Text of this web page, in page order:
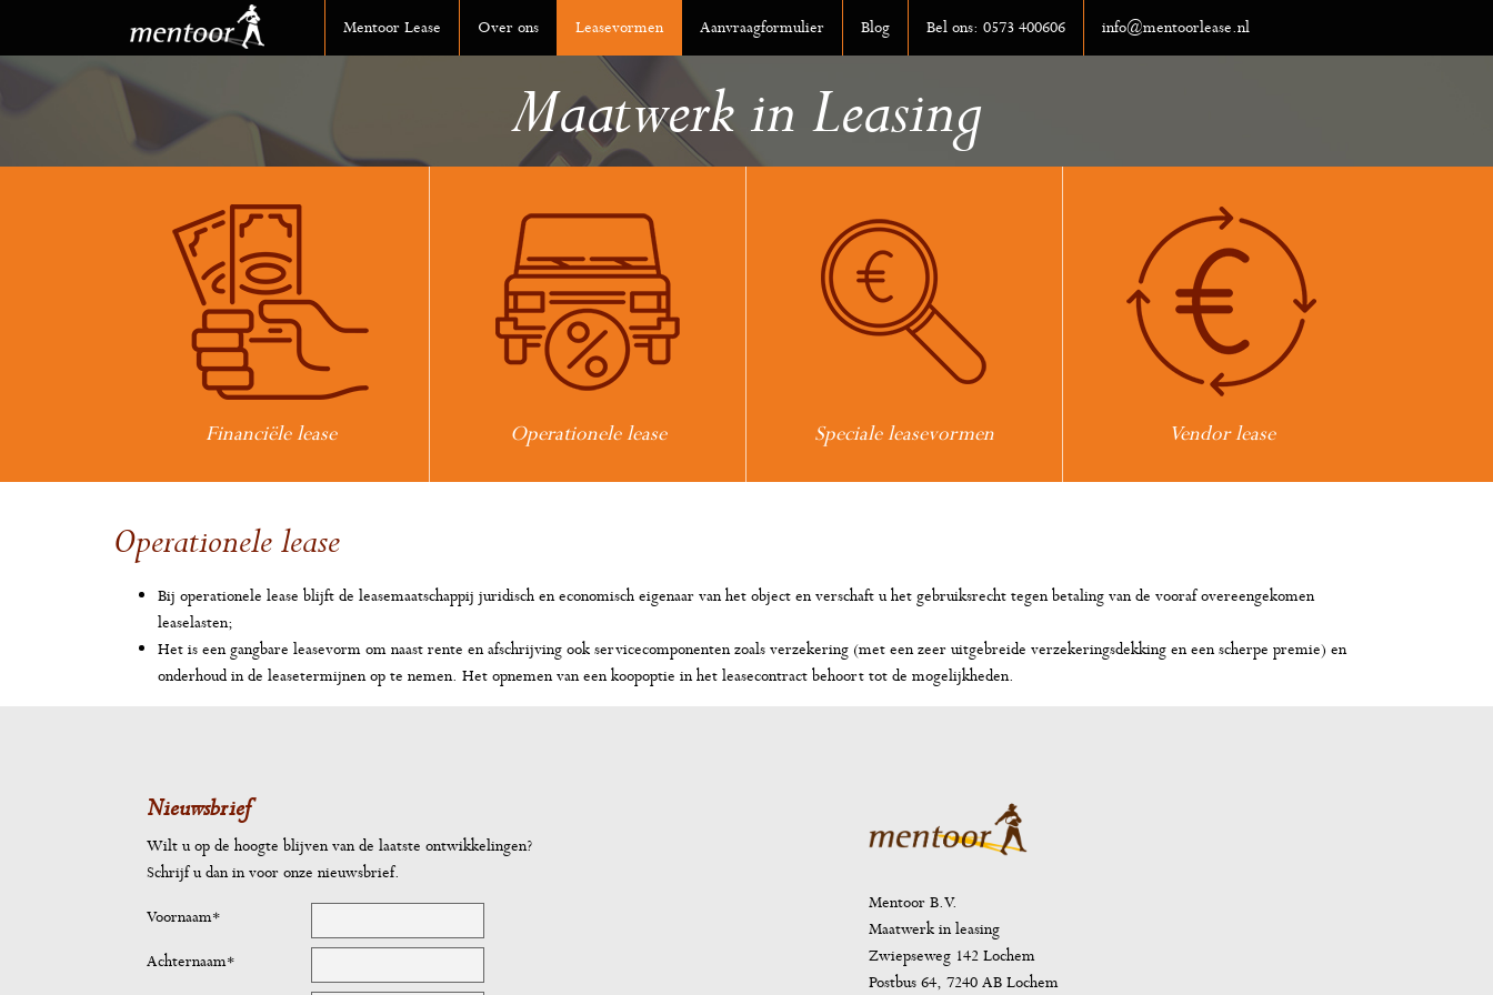
Mentoor Lease Over ons Leasevormen Aanvraagformulier Blog Bel ons: 0573 400606 info@mentoorlease.nl
Maatwerk in Leasing
Financiële lease Operationele lease Speciale leasevormen Vendor lease
Operationele lease
Bij operationele lease blijft de leasemaatschappij juridisch en economisch eigenaar van het object en verschaft u het gebruiksrecht tegen betaling van de vooraf overeengekomen
leaselasten;
Het is een gangbare leasevorm om naast rente en afschrijving ook servicecomponenten zoals verzekering (met een zeer uitgebreide verzekeringsdekking en een scherpe premie) en
onderhoud in de leasetermijnen op te nemen. Het opnemen van een koopoptie in het leasecontract behoort tot de mogelijkheden.
Nieuwsbrief
Wilt u op de hoogte blijven van de laatste ontwikkelingen?
Schrijf u dan in voor onze nieuwsbrief.
Voornaam*
Achternaam*
Mentoor B.V.
Maatwerk in leasing
Zwiepseweg 142 Lochem
Postbus 64, 7240 AB Lochem